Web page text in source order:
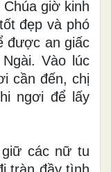
giờ kinh
đẹp và phó
được an giấc
Vào lúc
cần đến, chị
ngơi để lấy
các nữ tu
tràn đầy tình